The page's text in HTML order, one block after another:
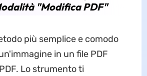
"Modifica PDF"
più semplice e comodo
in un file PDF
Lo strumento ti